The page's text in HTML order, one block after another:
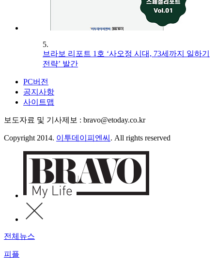
5.
브라보 리포트 1호 ‘사오정 시대, 73세까지 일하기
전략’ 발간
PC버전
공지사항
사이트맵
보도자료 및 기사제보 : bravo@etoday.co.kr
Copyright 2014. 이투데이피엔씨 . All rights reserved
전체뉴스
피플